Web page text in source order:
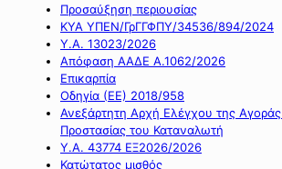
Προσαύξηση περιουσίας
ΚΥΑ ΥΠΕΝ/ΓρΓΓΦΠΥ/34536/894/2024
Υ.Α. 13023/2026
Απόφαση ΑΑΔΕ Α.1062/2026
Επικαρπία
Οδηγία (ΕΕ) 2018/958
Ανεξάρτητη Αρχή Ελέγχου της Αγοράς
Προστασίας του Καταναλωτή
Υ.Α. 43774 ΕΞ2026/2026
Κατώτατος μισθός